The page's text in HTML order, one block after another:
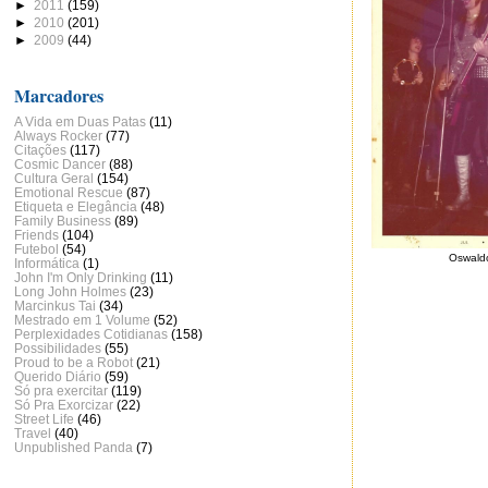
► 2011 (159)
► 2010 (201)
► 2009 (44)
Marcadores
A Vida em Duas Patas (11)
Always Rocker (77)
Citações (117)
Cosmic Dancer (88)
Cultura Geral (154)
Emotional Rescue (87)
Etiqueta e Elegância (48)
Family Business (89)
Friends (104)
Futebol (54)
Informática (1)
John I'm Only Drinking (11)
Long John Holmes (23)
Marcinkus Tai (34)
Mestrado em 1 Volume (52)
Perplexidades Cotidianas (158)
Possibilidades (55)
Proud to be a Robot (21)
Querido Diário (59)
Só pra exercitar (119)
Só Pra Exorcizar (22)
Street Life (46)
Travel (40)
Unpublished Panda (7)